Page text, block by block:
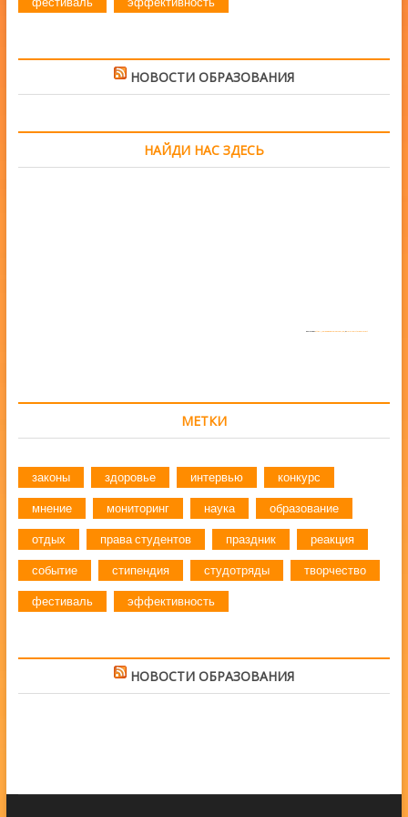
НОВОСТИ ОБРАЗОВАНИЯ
НАЙДИ НАС ЗДЕСЬ
Powered byhttps://embedgooglemaps.com/en/&www.iamsterdamcard.it
МЕТКИ
законы здоровье интервью конкурс
мнение мониторинг наука образование
отдых права студентов праздник реакция
событие стипендия студотряды творчество
фестиваль эффективность
НОВОСТИ ОБРАЗОВАНИЯ